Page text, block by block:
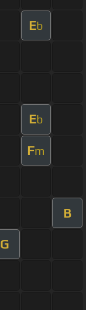
Eb
Eb
Fm
B
G